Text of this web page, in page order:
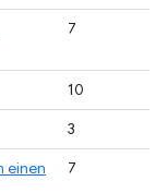
7
10
3
einen
7